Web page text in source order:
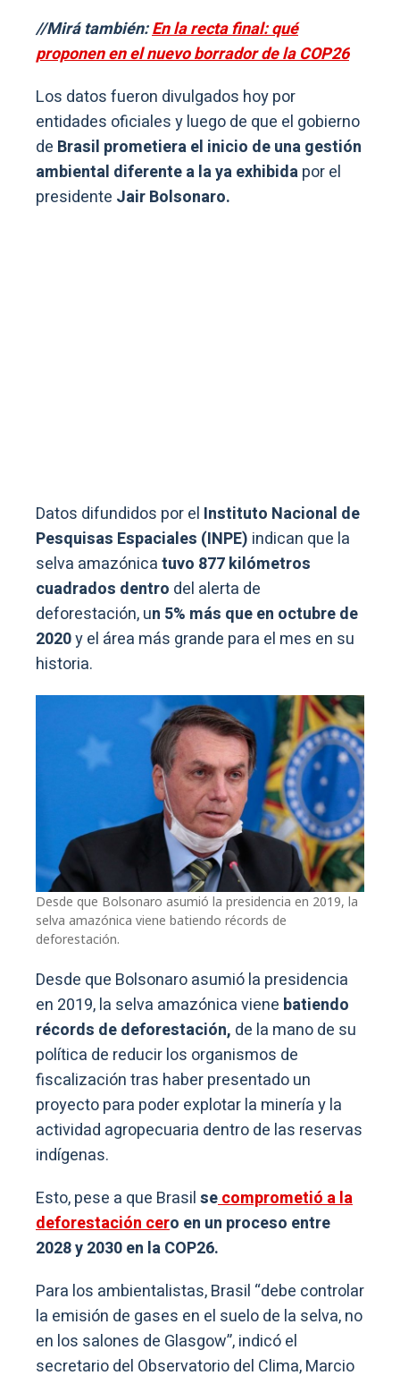
//Mirá también:En la recta final: qué
proponen en el nuevo borrador de la COP26
Los datos fueron divulgados hoy por
entidades oficiales y luego de que el gobierno
de Brasil prometiera el inicio de una gestión
ambiental diferente a la ya exhibidapor el
presidente Jair Bolsonaro.
Datos difundidos por el Instituto Nacional de
Pesquisas Espaciales (INPE) indican que la
selva amazónicatuvo 877 kilómetros
cuadrados dentro del alerta de
deforestación, un 5% más que en octubre de
2020y el área más grande para el mes en su
historia.
Desde que Bolsonaro asumió la presidencia en 2019, la
selva amazónica viene batiendo récords de
deforestación.
Desde que Bolsonaro asumió la presidencia
en 2019, la selva amazónica viene batiendo
récords de deforestación, de la mano de su
política de reducir los organismos de
fiscalización tras haber presentado un
proyecto para poder explotar la minería y la
actividad agropecuaria dentro de las reservas
indígenas.
Esto, pese a que Brasilsecomprometió a la
deforestación cero en un proceso entre
2028 y 2030 en la COP26.
Para los ambientalistas, Brasil “debe controlar
la emisión de gases en el suelo de la selva, no
en los salones de Glasgow”, indicó el
secretario del Observatorio del Clima, Marcio